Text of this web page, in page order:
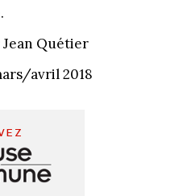
Quétier
avril 2018